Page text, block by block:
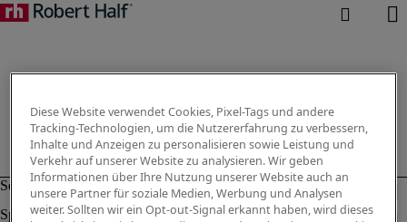
Diese Website verwendet Cookies, Pixel-Tags und andere
Tracking-Technologien, um die Nutzererfahrung zu verbessern,
Inhalte und Anzeigen zu personalisieren sowie Leistung und
Verkehr auf unserer Website zu analysieren. Wir geben
Informationen über Ihre Nutzung unserer Website auch an
unsere Partner für soziale Medien, Werbung und Analysen
weiter. Sollten wir ein Opt-out-Signal erkannt haben, wird dieses